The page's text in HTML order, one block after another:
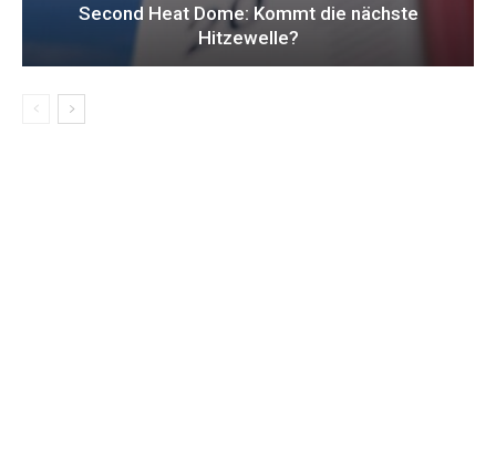
Second Heat Dome: Kommt die nächste
Hitzewelle?